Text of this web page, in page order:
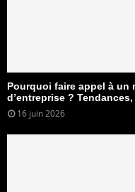
Pourquoi faire appel à un
d’entreprise ?
16 juin 2026